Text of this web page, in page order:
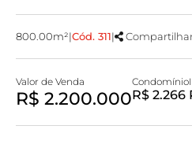
800.00m²|Cód. 311|
Valor de Venda
R$ 2.200.000
Condomínio
R$ 2.266